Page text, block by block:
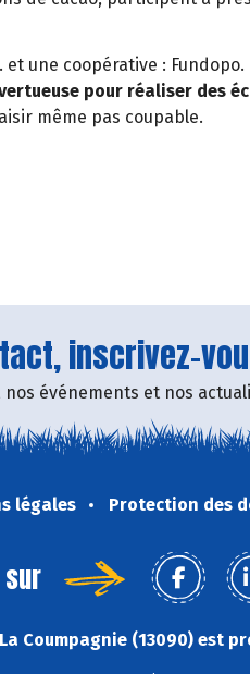
une coopérative : Fundopo.
pour réaliser des
même pas coupable.
inscrivez-
événements et nos
légales Protection des
sur
Coumpagnie (13090) est